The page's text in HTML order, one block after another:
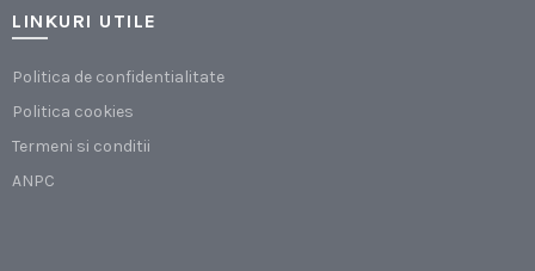
LINKURI UTILE
Politica de confidentialitate
Politica cookies
Termeni si conditii
ANPC